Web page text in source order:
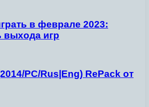
в феврале 2023:
выхода игр
PC/Rus|Eng) RePack от